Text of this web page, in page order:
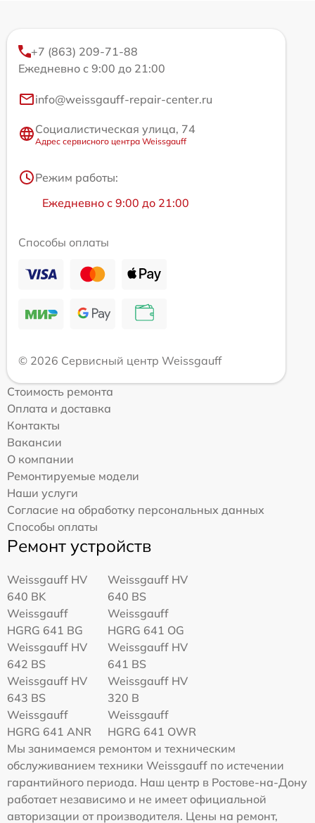
+7 (863) 209-71-88
Ежедневно с 9:00 до 21:00
info@weissgauff-repair-center.ru
Социалистическая улица, 74
Адрес сервисного центра Weissgauff
Режим работы:
Ежедневно с 9:00 до 21:00
Способы оплаты
© 2026 Сервисный центр Weissgauff
Стоимость ремонта
Оплата и доставка
Контакты
Вакансии
О компании
Ремонтируемые модели
Наши услуги
Согласие на обработку персональных данных
Способы оплаты
Ремонт устройств
Weissgauff HV
640 BK
Weissgauff HV
640 BS
Weissgauff
HGRG 641 BG
Weissgauff
HGRG 641 OG
Weissgauff HV
642 BS
Weissgauff HV
641 BS
Weissgauff HV
643 BS
Weissgauff HV
320 B
Weissgauff
HGRG 641 ANR
Weissgauff
HGRG 641 OWR
Мы занимаемся ремонтом и техническим
обслуживанием техники Weissgauff по истечении
гарантийного периода. Наш центр в Ростове-на-Дону
работает независимо и не имеет официальной
авторизации от производителя. Цены на ремонт,